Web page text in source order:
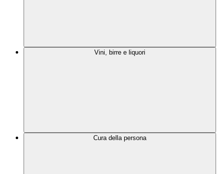
Vini, birre e liquori
Cura della persona